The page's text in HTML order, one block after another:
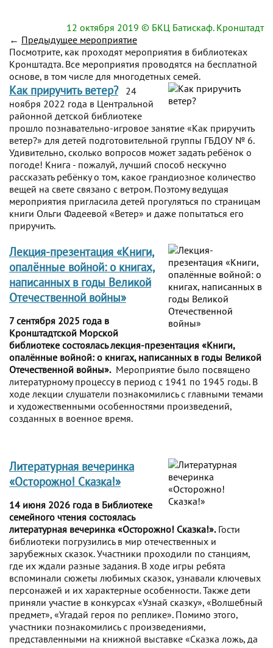
12 октября 2019 © БКЦ Батискаф. Кронштадт
← Предыдущее мероприятие
Посмотрите, как проходят мероприятия в библиотеках
Кронштадта. Все мероприятия проводятся на бесплатной
основе, в том числе для многодетных семей.
Как приручить ветер?
24
ноября 2022 года в Центральной
районной детской библиотеке
прошло познавательно-игровое занятие «Как приручить
ветер?» для детей подготовительной группы ГБДОУ № 6.
Удивительно, сколько вопросов может задать ребёнок о
погоде! Книга - пожалуй, лучший способ нескучно
рассказать ребёнку о том, какое грандиозное количество
вещей на свете связано с ветром. Поэтому ведущая
мероприятия пригласила детей прогуляться по страницам
книги Ольги Фадеевой «Ветер» и даже попытаться его
приручить.
Лекция-презентация «Книги,
опалённые войной: о книгах,
написанных в годы Великой
Отечественной войны»
7 сентября 2025 года в
Кронштадтской Морской
библиотеке состоялась лекция-презентация «Книги,
опалённые войной: о книгах, написанных в годы Великой
Отечественной войны».Мероприятие было посвящено
литературному процессу в период с 1941 по 1945 годы. В
ходе лекции слушатели познакомились с главными темами
и художественными особенностями произведений,
созданных в военное время.
Литературная вечеринка
«Осторожно! Сказка!»
14 июня 2026 года в Библиотеке
семейного чтения состоялась
литературная вечеринка «Осторожно! Сказка!».Гости
библиотеки погрузились в мир отечественных и
зарубежных сказок. Участники проходили по станциям,
где их ждали разные задания. В ходе игры ребята
вспоминали сюжеты любимых сказок, узнавали ключевых
персонажей и их характерные особенности. Также дети
приняли участие в конкурсах «Узнай сказку», «Волшебный
предмет», «Угадай героя по реплике». Помимо этого,
участники познакомились с произведениями,
представленными на книжной выставке «Сказка ложь, да